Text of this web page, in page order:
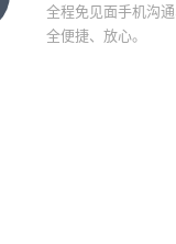
全程免见面手机沟
全便捷、放心。